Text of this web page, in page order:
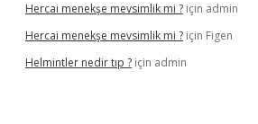
Hercai menekşe mevsimlik mi ? için admin
Hercai menekşe mevsimlik mi ? için Figen
Helmintler nedir tıp ? için admin